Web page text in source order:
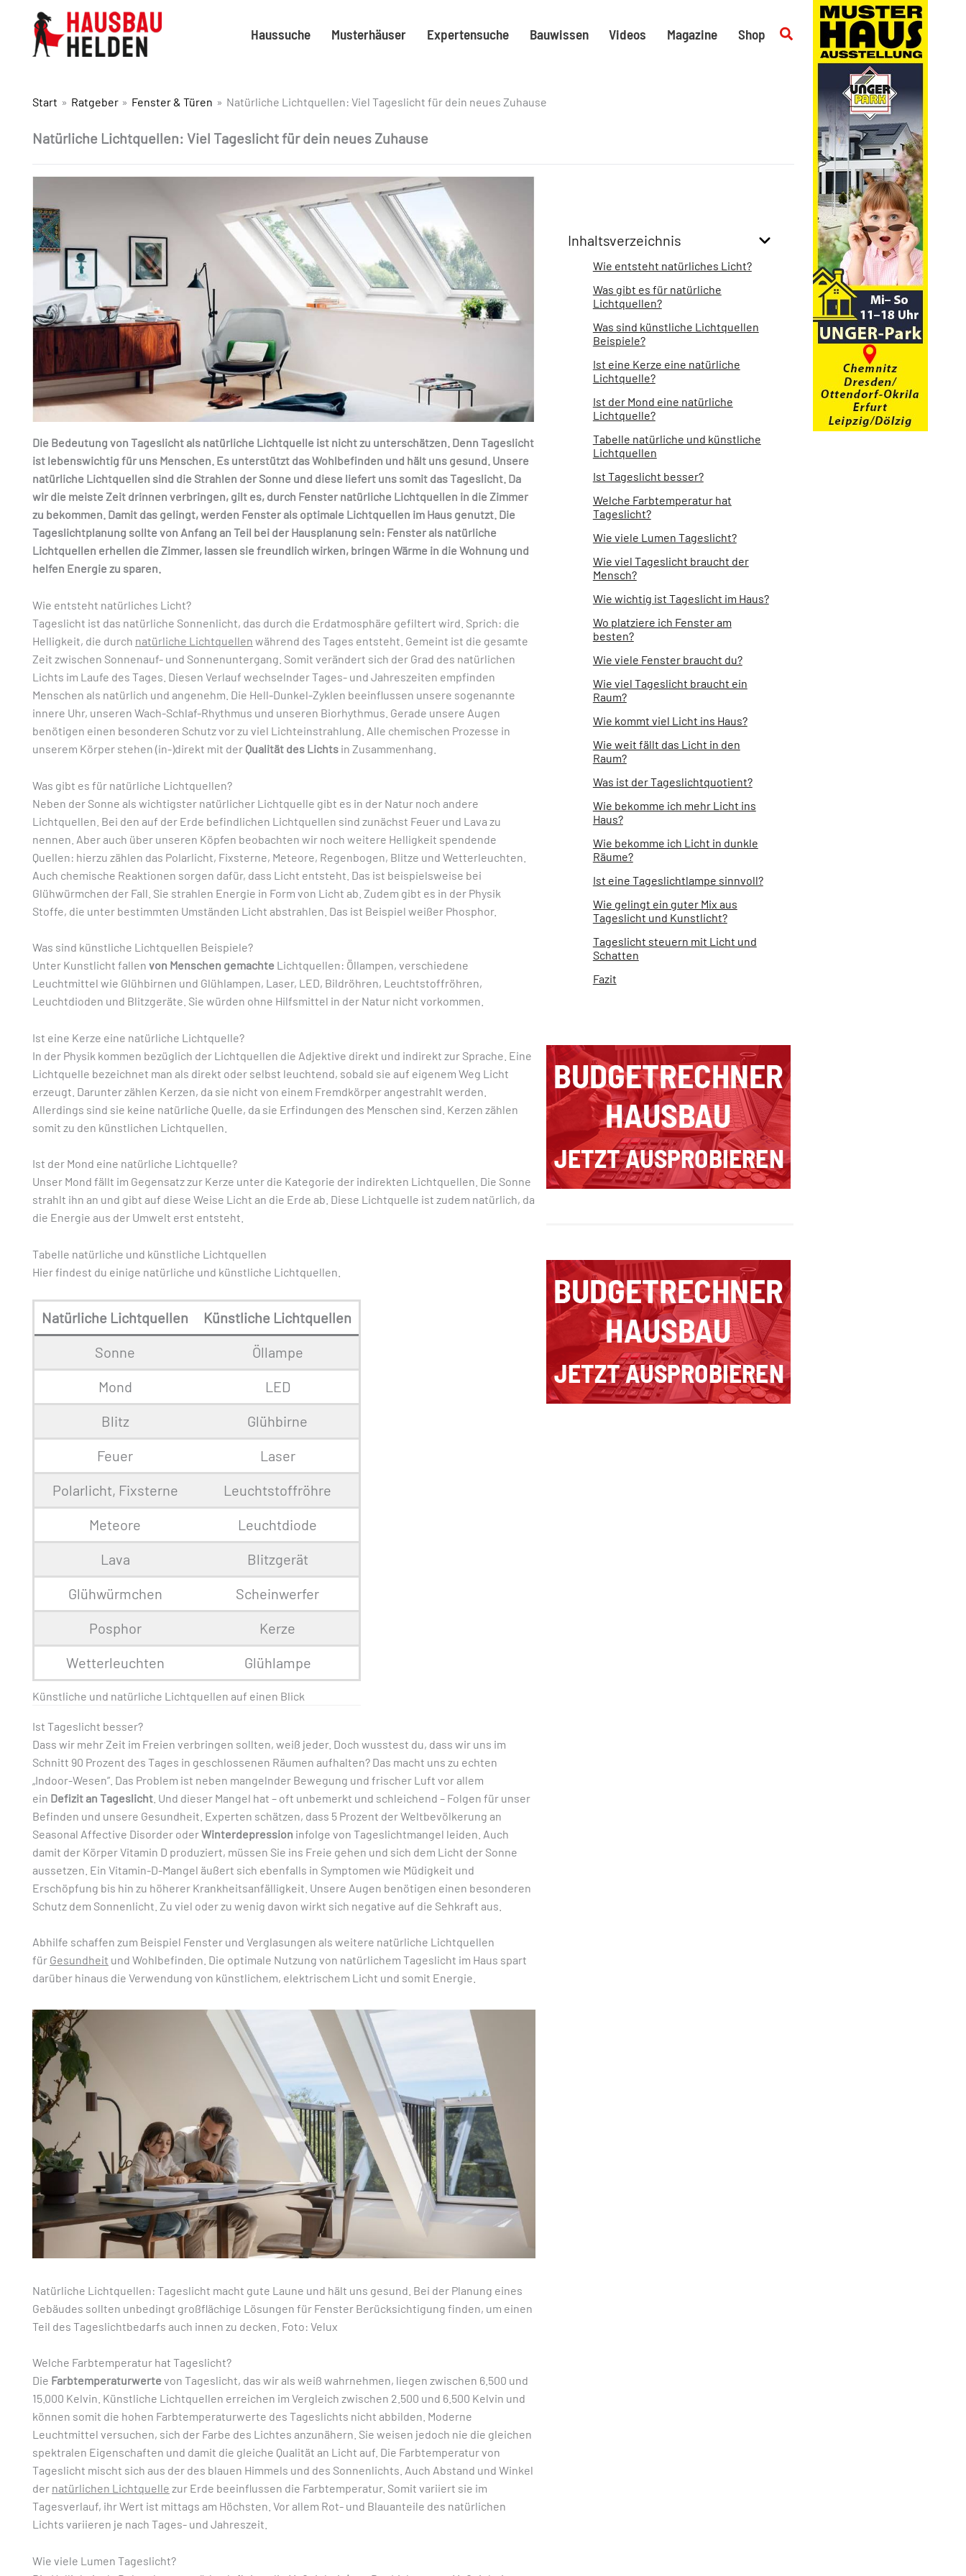
Haussuche Musterhäuser Expertensuche Bauwissen Videos Magazine Shop Suchen
Start Ratgeber Fenster & Türen Natürliche Lichtquellen: Viel Tageslicht für dein neues Zuhause
Natürliche Lichtquellen: Viel Tageslicht für dein neues Zuhause
Die Bedeutung von Tageslicht als natürliche Lichtquelle ist nicht zu unterschätzen. Denn Tageslicht
ist lebenswichtig für uns Menschen. Es unterstützt das Wohlbefinden und hält uns gesund. Unsere
natürliche Lichtquellen sind die Strahlen der Sonne und diese liefert uns somit das Tageslicht. Da
wir die meiste Zeit drinnen verbringen, gilt es, durch Fenster natürliche Lichtquellen in die Zimmer
zu bekommen. Damit das gelingt, werden Fenster als optimale Lichtquellen im Haus genutzt. Die
Tageslichtplanung sollte von Anfang an Teil bei der Hausplanung sein: Fenster als natürliche
Lichtquellen erhellen die Zimmer, lassen sie freundlich wirken, bringen Wärme in die Wohnung und
helfen Energie zu sparen.
Wie entsteht natürliches Licht?
Tageslicht ist das natürliche Sonnenlicht, das durch die Erdatmosphäre gefiltert wird. Sprich: die
Helligkeit, die durch natürliche Lichtquellen während des Tages entsteht. Gemeint ist die gesamte
Zeit zwischen Sonnenauf- und Sonnenuntergang. Somit verändert sich der Grad des natürlichen
Lichts im Laufe des Tages. Diesen Verlauf wechselnder Tages- und Jahreszeiten empfinden
Menschen als natürlich und angenehm. Die Hell-Dunkel-Zyklen beeinflussen unsere sogenannte
innere Uhr, unseren Wach-Schlaf-Rhythmus und unseren Biorhythmus. Gerade unsere Augen
benötigen einen besonderen Schutz vor zu viel Lichteinstrahlung. Alle chemischen Prozesse in
unserem Körper stehen (in-)direkt mit der Qualität des Lichts in Zusammenhang.
Was gibt es für natürliche Lichtquellen?
Neben der Sonne als wichtigster natürlicher Lichtquelle gibt es in der Natur noch andere
Lichtquellen. Bei den auf der Erde befindlichen Lichtquellen sind zunächst Feuer und Lava zu
nennen. Aber auch über unseren Köpfen beobachten wir noch weitere Helligkeit spendende
Quellen: hierzu zählen das Polarlicht, Fixsterne, Meteore, Regenbogen, Blitze und Wetterleuchten.
Auch chemische Reaktionen sorgen dafür, dass Licht entsteht. Das ist beispielsweise bei
Glühwürmchen der Fall. Sie strahlen Energie in Form von Licht ab. Zudem gibt es in der Physik
Stoffe, die unter bestimmten Umständen Licht abstrahlen. Das ist Beispiel weißer Phosphor.
Was sind künstliche Lichtquellen Beispiele?
Unter Kunstlicht fallen von Menschen gemachte Lichtquellen: Öllampen, verschiedene
Leuchtmittel wie Glühbirnen und Glühlampen, Laser, LED, Bildröhren, Leuchtstoffröhren,
Leuchtdioden und Blitzgeräte. Sie würden ohne Hilfsmittel in der Natur nicht vorkommen.
Ist eine Kerze eine natürliche Lichtquelle?
In der Physik kommen bezüglich der Lichtquellen die Adjektive direkt und indirekt zur Sprache. Eine
Lichtquelle bezeichnet man als direkt oder selbst leuchtend, sobald sie auf eigenem Weg Licht
erzeugt. Darunter zählen Kerzen, da sie nicht von einem Fremdkörper angestrahlt werden.
Allerdings sind sie keine natürliche Quelle, da sie Erfindungen des Menschen sind. Kerzen zählen
somit zu den künstlichen Lichtquellen.
Ist der Mond eine natürliche Lichtquelle?
Unser Mond fällt im Gegensatz zur Kerze unter die Kategorie der indirekten Lichtquellen. Die Sonne
strahlt ihn an und gibt auf diese Weise Licht an die Erde ab. Diese Lichtquelle ist zudem natürlich, da
die Energie aus der Umwelt erst entsteht.
Tabelle natürliche und künstliche Lichtquellen
Hier findest du einige natürliche und künstliche Lichtquellen.
Natürliche Lichtquellen
Künstliche Lichtquellen
Sonne
Öllampe
Mond
LED
Blitz
Glühbirne
Feuer
Laser
Polarlicht, Fixsterne
Leuchtstoffröhre
Meteore
Leuchtdiode
Lava
Blitzgerät
Glühwürmchen
Scheinwerfer
Posphor
Kerze
Wetterleuchten
Glühlampe
Künstliche und natürliche Lichtquellen auf einen Blick
Ist Tageslicht besser?
Dass wir mehr Zeit im Freien verbringen sollten, weiß jeder. Doch wusstest du, dass wir uns im
Schnitt 90 Prozent des Tages in geschlossenen Räumen aufhalten? Das macht uns zu echten
„Indoor-Wesen”. Das Problem ist neben mangelnder Bewegung und frischer Luft vor allem
ein Defizit an Tageslicht . Und dieser Mangel hat – oft unbemerkt und schleichend – Folgen für unser
Befinden und unsere Gesundheit. Experten schätzen, dass 5 Prozent der Weltbevölkerung an
Seasonal Affective Disorder oderWinterdepression infolge von Tageslichtmangel leiden. Auch
damit der Körper Vitamin D produziert, müssen Sie ins Freie gehen und sich dem Licht der Sonne
aussetzen. Ein Vitamin-D-Mangel äußert sich ebenfalls in Symptomen wie Müdigkeit und
Erschöpfung bis hin zu höherer Krankheitsanfälligkeit. Unsere Augen benötigen einen besonderen
Schutz dem Sonnenlicht. Zu viel oder zu wenig davon wirkt sich negative auf die Sehkraft aus.
Abhilfe schaffen zum Beispiel Fenster und Verglasungen als weitere natürliche Lichtquellen
für Gesundheit und Wohlbefinden. Die optimale Nutzung von natürlichem Tageslicht im Haus spart
darüber hinaus die Verwendung von künstlichem, elektrischem Licht und somit Energie.
Natürliche Lichtquellen: Tageslicht macht gute Laune und hält uns gesund. Bei der Planung eines
Gebäudes sollten unbedingt großflächige Lösungen für Fenster Berücksichtigung finden, um einen
Teil des Tageslichtbedarfs auch innen zu decken. Foto: Velux
Welche Farbtemperatur hat Tageslicht?
Die Farbtemperaturwerte von Tageslicht, das wir als weiß wahrnehmen, liegen zwischen 6.500 und
15.000 Kelvin. Künstliche Lichtquellen erreichen im Vergleich zwischen 2.500 und 6.500 Kelvin und
können somit die hohen Farbtemperaturwerte des Tageslichts nicht abbilden. Moderne
Leuchtmittel versuchen, sich der Farbe des Lichtes anzunähern. Sie weisen jedoch nie die gleichen
spektralen Eigenschaften und damit die gleiche Qualität an Licht auf. Die Farbtemperatur von
Tageslicht mischt sich aus der des blauen Himmels und des Sonnenlichts. Auch Abstand und Winkel
der natürlichen Lichtquelle zur Erde beeinflussen die Farbtemperatur. Somit variiert sie im
Tagesverlauf, ihr Wert ist mittags am Höchsten. Vor allem Rot- und Blauanteile des natürlichen
Lichts variieren je nach Tages- und Jahreszeit.
Wie viele Lumen Tageslicht?
Inhaltsverzeichnis
Wie entsteht natürliches Licht?
Was gibt es für natürliche
Lichtquellen?
Was sind künstliche Lichtquellen
Beispiele?
Ist eine Kerze eine natürliche
Lichtquelle?
Ist der Mond eine natürliche
Lichtquelle?
Tabelle natürliche und künstliche
Lichtquellen
Ist Tageslicht besser?
Welche Farbtemperatur hat
Tageslicht?
Wie viele Lumen Tageslicht?
Wie viel Tageslicht braucht der
Mensch?
Wie wichtig ist Tageslicht im Haus?
Wo platziere ich Fenster am
besten?
Wie viele Fenster braucht du?
Wie viel Tageslicht braucht ein
Raum?
Wie kommt viel Licht ins Haus?
Wie weit fällt das Licht in den
Raum?
Was ist der Tageslichtquotient?
Wie bekomme ich mehr Licht ins
Haus?
Wie bekomme ich Licht in dunkle
Räume?
Ist eine Tageslichtlampe sinnvoll?
Wie gelingt ein guter Mix aus
Tageslicht und Kunstlicht?
Tageslicht steuern mit Licht und
Schatten
Fazit